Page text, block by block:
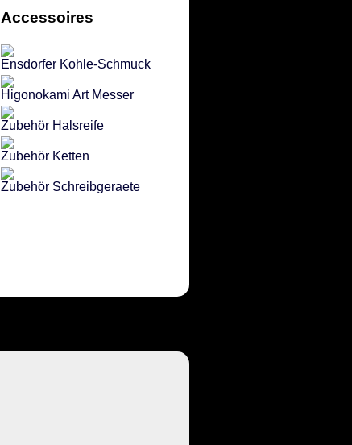
Accessoires
Ensdorfer Kohle-Schmuck
Higonokami Art Messer
Zubehör Halsreife
Zubehör Ketten
Zubehör Schreibgeraete